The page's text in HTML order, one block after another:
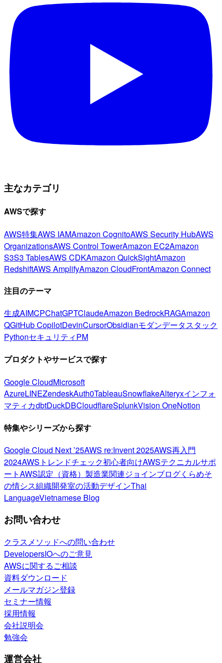
主なカテゴリ
AWSで探す
AWS特集AWS IAMAmazon CognitoAWS Security HubAWS
OrganizationsAWS Control TowerAmazon EC2Amazon
S3S3 TablesAWS CDKAmazon QuickSightAmazon
RedshiftAWS AmplifyAmazon CloudFrontAmazon Connect
注目のテーマ
生成AIMCPChatGPTClaudeAmazon BedrockRAGAmazon
QGitHub CopilotDevinCursorObsidianモダンデータスタック
PythonセキュリティPM
プロダクトやサービスで探す
Google CloudMicrosoft
AzureLINEZendeskAuth0TableauSnowflakeAlteryxインフォ
マティカdbtDuckDBCloudflareSplunkVision OneNotion
特集やシリーズから探す
Google Cloud Next ’25AWS re:Invent 2025AWS再入門
2024AWSトレンドチェック初心者向けAWSテクニカルサポ
ートAWS認定（資格） 製造業関連ジョインブログくらめそ
の情シス組織開発室の活動デザインThai
LanguageVietnamese Blog
お問い合わせ
クラスメソッドへの問い合わせ
DevelopersIOへのご意見
AWSに関するご相談
資料ダウンロード
メールマガジン登録
セミナー情報
採用情報
会社説明会
勉強会
運営会社